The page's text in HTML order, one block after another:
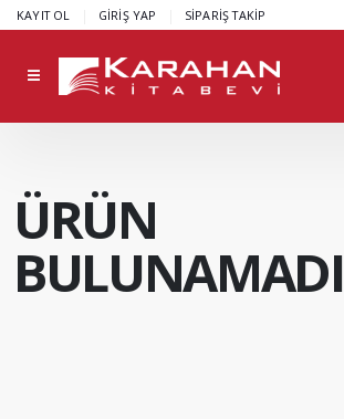
KAYIT OL GİRİŞ YAP SİPARİŞ TAKİP
ÜRÜN
BULUNAMADI